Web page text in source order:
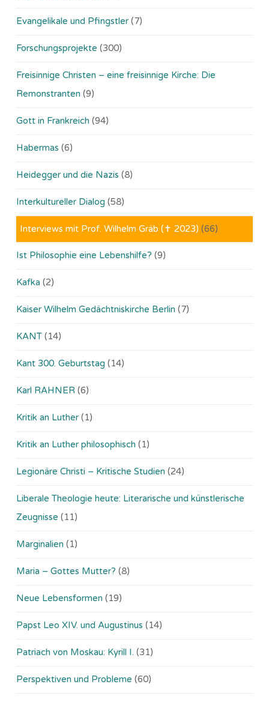
Evangelikale und Pfingstler (7)
Forschungsprojekte (300)
Freisinnige Christen – eine freisinnige Kirche: Die
Remonstranten (9)
Gott in Frankreich (94)
Habermas (6)
Heidegger und die Nazis (8)
Interkultureller Dialog (58)
Interviews mit Prof. Wilhelm Gräb (✝ 2023) (66)
Ist Philosophie eine Lebenshilfe? (9)
Kafka (2)
Kaiser Wilhelm Gedächtniskirche Berlin (7)
KANT (14)
Kant 300. Geburtstag (14)
Karl RAHNER (6)
Kritik an Luther (1)
Kritik an Luther philosophisch (1)
Legionäre Christi – Kritische Studien (24)
Liberale Theologie heute: Literarische und künstlerische
Zeugnisse (11)
Marginalien (1)
Maria – Gottes Mutter? (8)
Neue Lebensformen (19)
Papst Leo XIV. und Augustinus (14)
Patriach von Moskau: Kyrill I. (31)
Perspektiven und Probleme (60)